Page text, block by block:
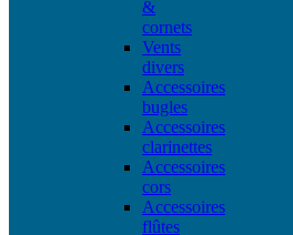
&
cornets
Vents
divers
Accessoires
bugles
Accessoires
clarinettes
Accessoires
cors
Accessoires
flûtes